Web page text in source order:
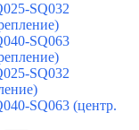
SQ032
SQ063
SQ032
SQ063 (центр.